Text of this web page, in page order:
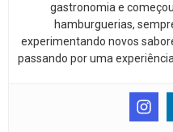
gastronomia e
hamburguerias,
experimentando novos
passando por uma